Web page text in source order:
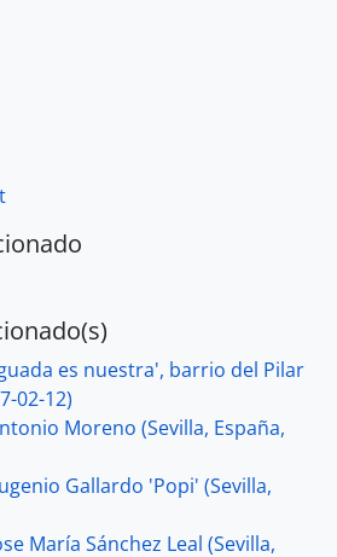
es nuestra', barrio del Pilar
02-12)
Moreno (Sevilla, España,
Gallardo 'Popi' (Sevilla,
María Sánchez Leal (Sevilla,